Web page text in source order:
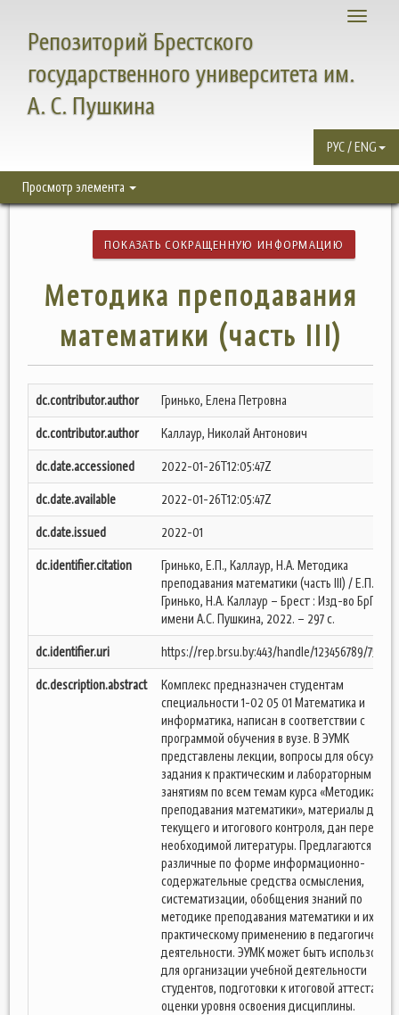
Toggle
Репозиторий Брестского
государственного университета им.
А. С. Пушкина
РУС / ENG
Просмотр элемента
ПОКАЗАТЬ СОКРАЩЕННУЮ ИНФОРМАЦИЮ
Методика преподавания
математики (часть III)
dc.contributor.author
Гринько, Елена Петровна
dc.contributor.author
Каллаур, Николай Антонович
dc.date.accessioned
2022-01-26T12:05:47Z
dc.date.available
2022-01-26T12:05:47Z
dc.date.issued
2022-01
dc.identifier.citation
Гринько, Е.П., Каллаур, Н.А. Методика
преподавания математики (часть III) / Е.П.
Гринько, Н.А. Каллаур – Брест : Изд-во БрГУ
имени А.С. Пушкина, 2022. – 297 с.
dc.identifier.uri
https://rep.brsu.by:443/handle/123456789/7526
dc.description.abstract
Комплекс предназначен студентам
специальности 1-02 05 01 Математика и
информатика, написан в соответствии с
программой обучения в вузе. В ЭУМК
представлены лекции, вопросы для
задания к практическим и лабораторным
занятиям по всем темам курса «Методика
преподавания математики», материалы для
текущего и итогового контроля, дан перечень
необходимой литературы. Предлагаются
различные по форме информационно-
содержательные средства осмысления,
систематизации, обобщения знаний по
методике преподавания математики и их
практическому применению в педагогической
деятельности. ЭУМК может быть использован
для организации учебной деятельности
студентов, подготовки к итоговой аттестации,
оценки уровня освоения дисциплины.